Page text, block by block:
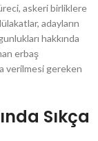
askeri birliklere
adayların
hakkında
erbaş
verilmesi gereken
Sıkça